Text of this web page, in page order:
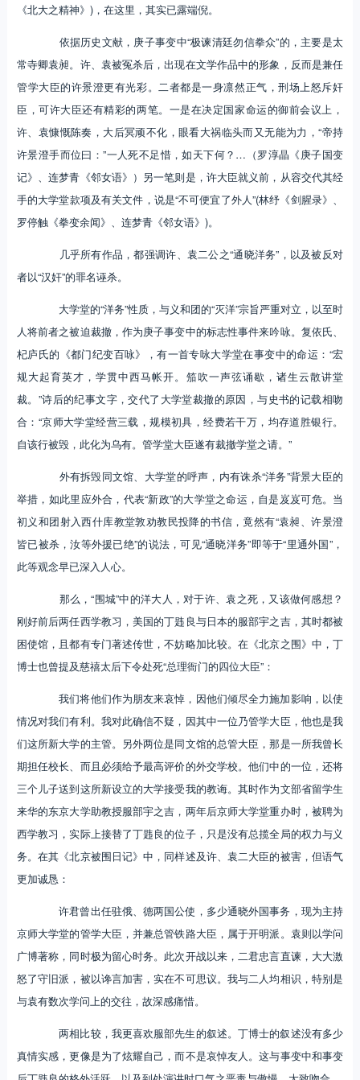
《北大之精神》)，在这里，其实已露端倪。
依据历史文献，庚子事变中“极谏清廷勿信拳众”的，主要是太
常寺卿袁昶。许、袁被冤杀后，出现在文学作品中的形象，反而是兼任
管学大臣的许景澄更有光彩。二者都是一身凛然正气，刑场上怒斥奸
臣，可许大臣还有精彩的两笔。一是在决定国家命运的御前会议上，
许、袁慷慨陈奏，大后冥顽不化，眼看大祸临头而又无能为力，“帝持
许景澄手而位曰：”一人死不足惜，如天下何？…（罗淳晶《庚子国变
记》、连梦青《邻女语》）另一笔则是，许大臣就义前，从容交代其经
手的大学堂款项及有关文件，说是“不可便宜了外人”(林纾《剑腥录》、
罗停触《拳变余闻》、连梦青《邻女语》)。
几乎所有作品，都强调许、袁二公之“通晓洋务”，以及被反对
者以“汉奸”的罪名诬杀。
大学堂的“洋务”性质，与义和团的“灭洋”宗旨严重对立，以至时
人将前者之被迫裁撤，作为庚子事变中的标志性事件来吟咏。复依氏、
杞庐氏的《都门纪变百咏》，有一首专咏大学堂在事变中的命运：“宏
规大起育英才，学贯中西马帐开。笳吹一声弦诵歇，诸生云散讲堂
裁。”诗后的纪事文字，交代了大学堂裁撤的原因，与史书的记载相吻
合：“京师大学堂经营三载，规模初具，经费若干万，均存道胜银行。
自该行被毁，此化为乌有。管学堂大臣遂有裁撤学堂之请。”
外有拆毁同文馆、大学堂的呼声，内有诛杀“洋务”背景大臣的
举措，如此里应外合，代表“新政”的大学堂之命运，自是岌岌可危。当
初义和团射入西什库教堂敦劝教民投降的书信，竟然有“袁昶、许景澄
皆已被杀，汝等外援已绝”的说法，可见“通晓洋务”即等于“里通外国”，
此等观念早已深入人心。
那么，“围城”中的洋大人，对于许、袁之死，又该做何感想？
刚好前后两任西学教习，美国的丁韪良与日本的服部宇之吉，其时都被
困使馆，且都有专门著述传世，不妨略加比较。在《北京之围》中，丁
博士也曾提及慈禧太后下令处死“总理衙门的四位大臣”：
我们将他们作为朋友来哀悼，因他们倾尽全力施加影响，以使
情况对我们有利。我对此确信不疑，因其中一位乃管学大臣，他也是我
们这所新大学的主管。另外两位是同文馆的总管大臣，那是一所我曾长
期担任校长、而且必须给予最高评价的外交学校。他们中的一位，还将
三个儿子送到这所新设立的大学接受我的教诲。其时作为文部省留学生
来华的东京大学助教授服部宇之吉，两年后京师大学堂重办时，被聘为
西学教习，实际上接替了丁韪良的位子，只是没有总揽全局的权力与义
务。在其《北京被围日记》中，同样述及许、袁二大臣的被害，但语气
更加诚恳：
许君曾出任驻俄、德两国公使，多少通晓外国事务，现为主持
京师大学堂的管学大臣，并兼总管铁路大臣，属于开明派。袁则以学问
广博著称，同时极为留心时务。此次开战以来，二君忠言直谏，大大激
怒了守旧派，被以谗言加害，实在不可思议。我与二人均相识，特别是
与袁有数次学问上的交往，故深感痛惜。
两相比较，我更喜欢服部先生的叙述。丁博士的叙述没有多少
真情实感，更像是为了炫耀自己，而不是哀悼友人。这与事变中和事变